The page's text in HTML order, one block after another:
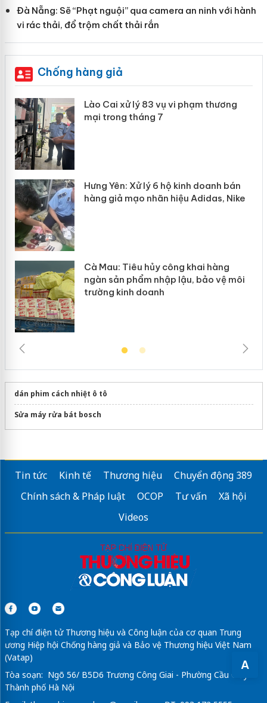
A
Đà Nẵng: Sẽ “Phạt nguội” qua camera an ninh với hành
vi rác thải, đổ trộm chất thải rắn
Chống hàng giả
Lào Cai xử lý 83 vụ vi phạm thương
mại trong tháng 7
Hưng Yên: Xử lý 6 hộ kinh doanh bán
hàng giả mạo nhãn hiệu Adidas, Nike
Cà Mau: Tiêu hủy công khai hàng
ngàn sản phẩm nhập lậu, bảo vệ môi
trường kinh doanh
dán phim cách nhiệt ô tô
Sửa máy rửa bát bosch
Tin tức Kinh tế Thương hiệu
Chuyển động 389
Chính sách & Pháp luật
OCOP Tư vấn
Xã hội
Videos
Tạp chí điện tử Thương hiệu và Công luận của cơ quan Trung
ương Hiệp hội Chống hàng giả và Bảo vệ Thương hiệu Việt Nam
(Vatap)
Tòa soạn: Ngõ 56/ B5D6 Trương Công Giai - Phường Cầu Giấy -
Thành phố Hà Nội